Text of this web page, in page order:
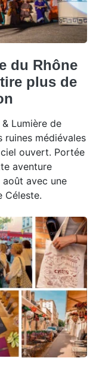
du Rhône
plus de
Lumière de
médiévales
ouvert. Portée
aventure
avec une
Céleste.